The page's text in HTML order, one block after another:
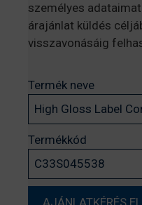
személyes
árajánlat küldés
visszavonásáig
Termék neve
Termékkód